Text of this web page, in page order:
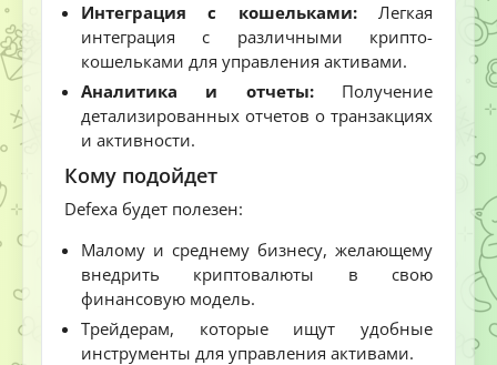
Интеграция с кошельками:Легкая
интеграция с различными крипто-
кошельками для управления активами.
Аналитика и отчеты:Получение
детализированных отчетов о транзакциях
и активности.
Кому подойдет
Defexa будет полезен:
Малому и среднему бизнесу, желающему
внедрить криптовалюты в свою
финансовую модель.
Трейдерам, которые ищут удобные
инструменты для управления активами.